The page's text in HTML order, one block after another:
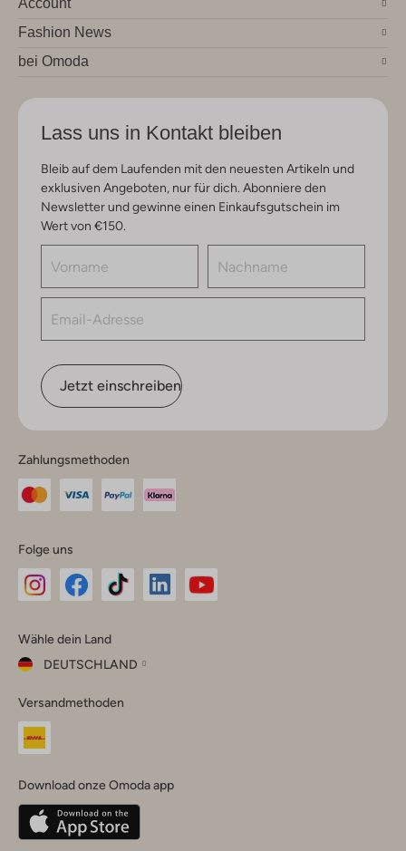
Account
Fashion News
bei Omoda
Lass uns in Kontakt bleiben
Bleib auf dem Laufenden mit den neuesten Artikeln und
exklusiven Angeboten, nur für dich. Abonniere den
Newsletter und gewinne einen Einkaufsgutschein im
Wert von €150.
Jetzt einschreiben
Zahlungsmethoden
Folge uns
Instagram
Facebook
TikTok
Wähle dein Land
DEUTSCHLAND
dein
Land
Belgique(Français)
Deutschland
Versandmethoden
Download onze Omoda app